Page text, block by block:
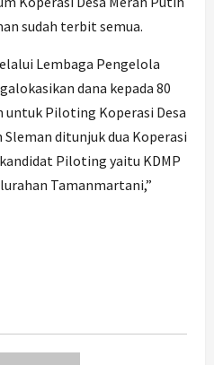
sudah terbit semua.
Lembaga Pengelola
dana kepada 80
untuk Piloting Koperasi Desa
ditunjuk dua Koperasi
Piloting yaitu KDMP
Tamanmartani,”